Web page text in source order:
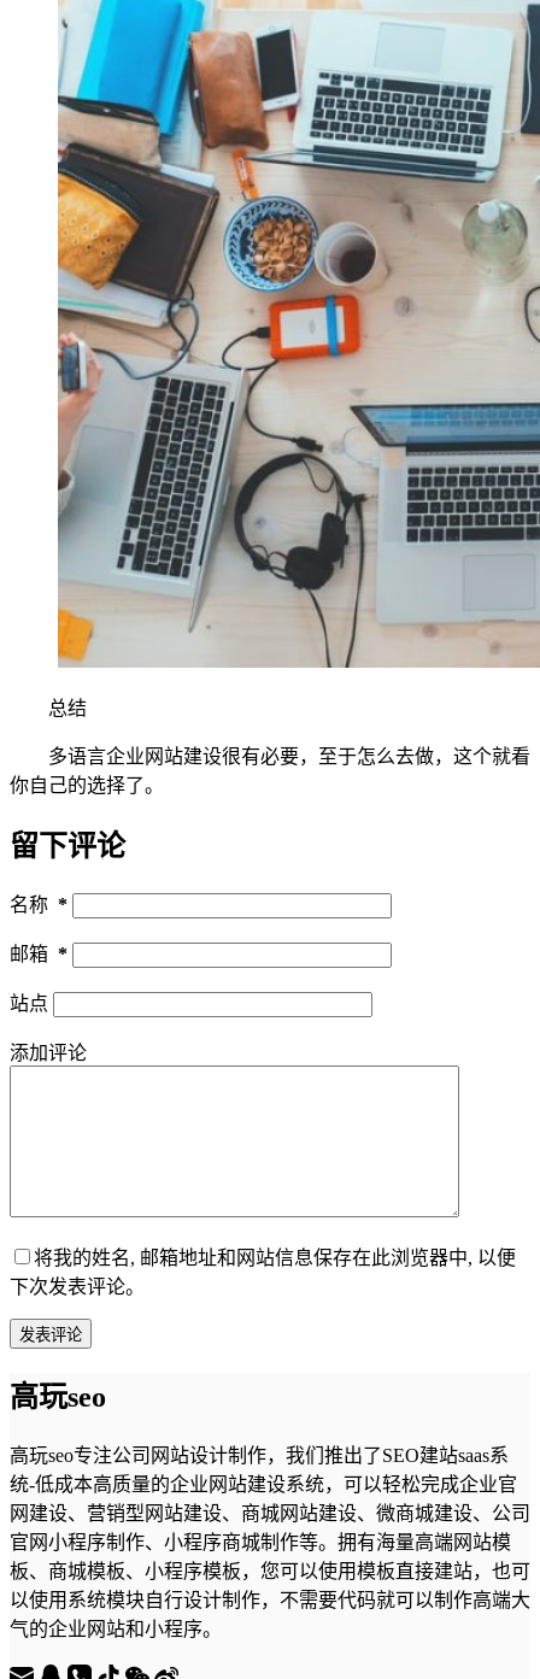
总结
多语言企业网站建设很有必要，至于怎么去做，这个就看
你自己的选择了。
留下评论
名称 *
邮箱 *
站点
添加评论
将我的姓名, 邮箱地址和网站信息保存在此浏览器中, 以便
下次发表评论。
发表评论
高玩seo
高玩seo专注公司网站设计制作，我们推出了SEO建站saas系
统-低成本高质量的企业网站建设系统，可以轻松完成企业官
网建设、营销型网站建设、商城网站建设、微商城建设、公司
官网小程序制作、小程序商城制作等。拥有海量高端网站模
板、商城模板、小程序模板，您可以使用模板直接建站，也可
以使用系统模块自行设计制作，不需要代码就可以制作高端大
气的企业网站和小程序。